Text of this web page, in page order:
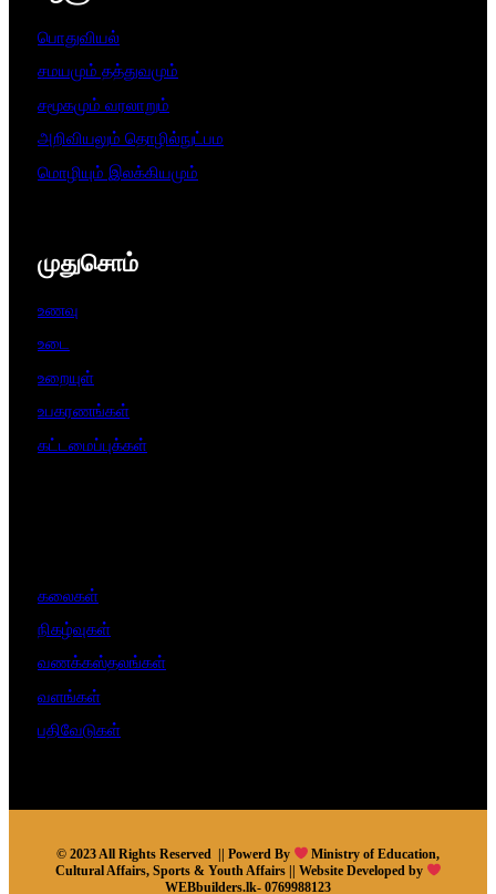
பொதுவியல்
சமயமும் தத்துவமும்
சமூகமும் வரலாறும்
அறிவியலும் தொழில்நுட்பம
மொழியும் இலக்கியமும்
முதுசொம்
உணவு
உடை
உறையுள்
உபகரணங்கள்
கட்டமைப்புக்கள்
கலைகள்
நிகழ்வுகள்
வணக்கஸ்தலங்கள்
வளங்கள்
பதிவேடுகள்
© 2023 All Rights Reserved || Powerd By
Ministry of Education,
Cultural Affairs, Sports & Youth Affairs || Website Developed by
WEBbuilders.lk- 0769988123